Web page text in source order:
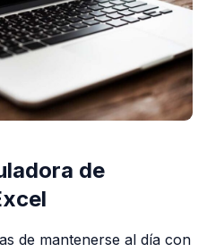
de
de mantenerse al día con